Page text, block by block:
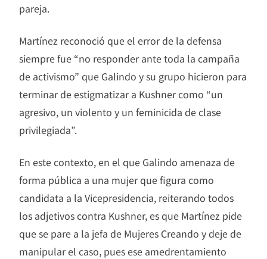
pareja.
Martínez reconoció que el error de la defensa
siempre fue “no responder ante toda la campaña
de activismo” que Galindo y su grupo hicieron para
terminar de estigmatizar a Kushner como “un
agresivo, un violento y un feminicida de clase
privilegiada”.
En este contexto, en el que Galindo amenaza de
forma pública a una mujer que figura como
candidata a la Vicepresidencia, reiterando todos
los adjetivos contra Kushner, es que Martínez pide
que se pare a la jefa de Mujeres Creando y deje de
manipular el caso, pues ese amedrentamiento